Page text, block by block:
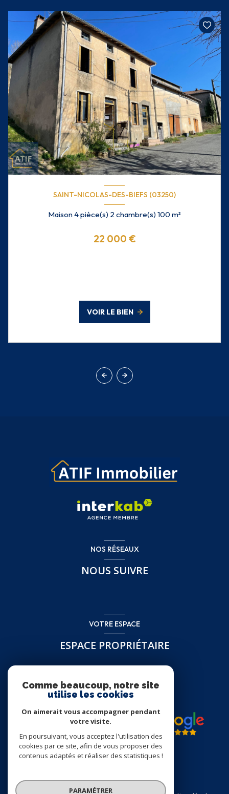
SAINT-NICOLAS-DES-BIEFS (03250)
Maison 4 pièce(s) 2 chambre(s) 100 m²
22 000 €
VOIR LE BIEN
NOS RÉSEAUX
NOUS SUIVRE
VOTRE ESPACE
ESPACE PROPRIÉTAIRE
© 2026 | Tous droits réservés
Comme beaucoup, notre site
utilise les cookies
On aimerait vous accompagner pendant
votre visite.
En poursuivant, vous acceptez l'utilisation des
cookies par ce site, afin de vous proposer des
contenus adaptés et réaliser des statistiques !
PARAMÉTRER